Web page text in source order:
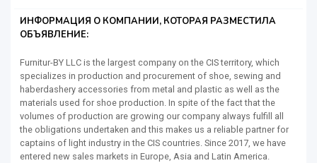
ИНФОРМАЦИЯ О КОМПАНИИ, КОТОРАЯ РАЗМЕСТИЛА
ОБЪЯВЛЕНИЕ:
Furnitur-BY LLC is the largest company on the CIS territory, which
specializes in production and procurement of shoe, sewing and
haberdashery accessories from metal and plastic as well as the
materials used for shoe production. In spite of the fact that the
volumes of production are growing our company always fulfill all
the obligations undertaken and this makes us a reliable partner for
captains of light industry in the CIS countries. Since 2017, we have
entered new sales markets in Europe, Asia and Latin America.